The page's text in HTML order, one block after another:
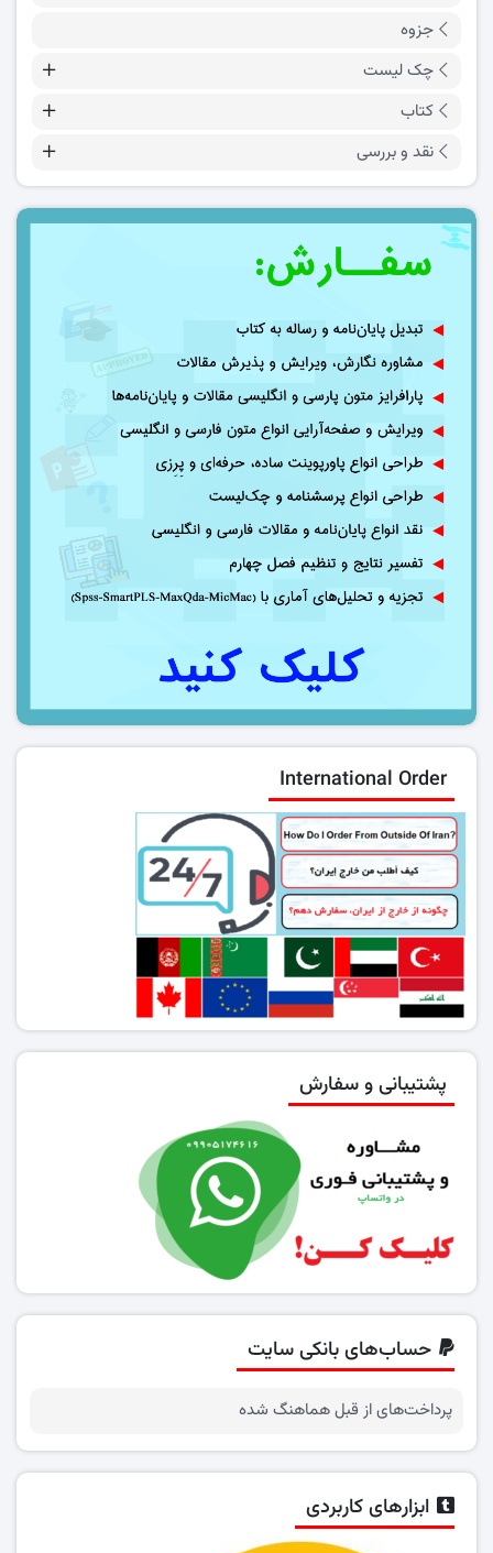
جزوه
چک لیست
کتاب
نقد و بررسی
International Order
پشتیبانی و سفارش
حساب‌های بانکی سایت
پرداخت‌های از قبل هماهنگ شده
ابزارهای کاربردی